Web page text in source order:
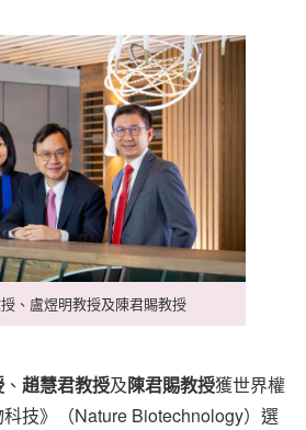
授、盧煜明教授及陳君賜教授
、 趙慧君教授及陳君賜教授獲世界權
技》（Nature Biotechnology）選